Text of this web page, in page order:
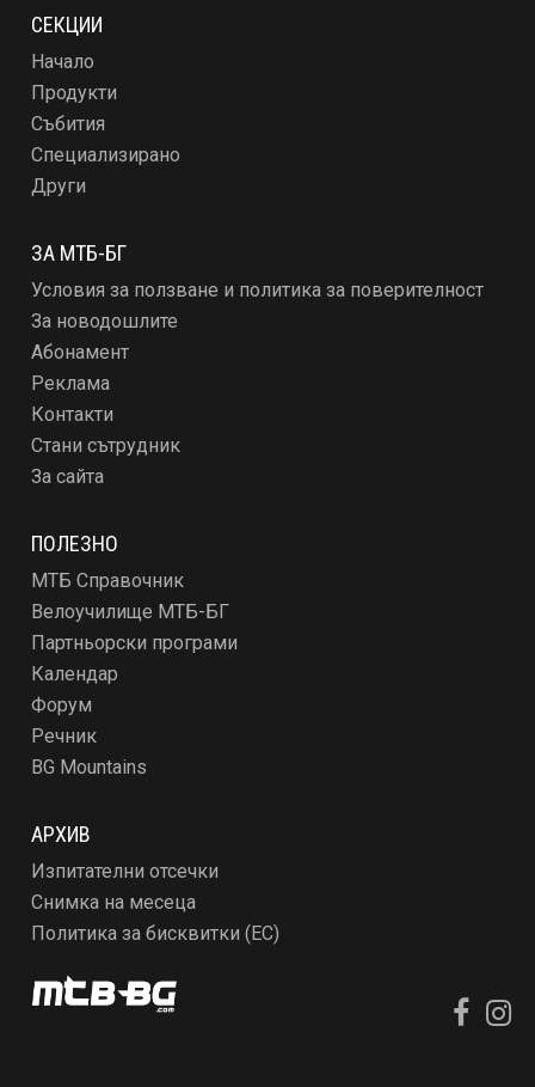
СЕКЦИИ
Начало
Продукти
Събития
Специализирано
Други
ЗА МТБ-БГ
Условия за ползване и политика за поверителност
За новодошлите
Абонамент
Реклама
Контакти
Стани сътрудник
За сайта
ПОЛЕЗНО
МТБ Справочник
Велоучилище МТБ-БГ
Партньорски програми
Календар
Форум
Речник
BG Mountains
АРХИВ
Изпитателни отсечки
Снимка на месеца
Политика за бисквитки (ЕС)